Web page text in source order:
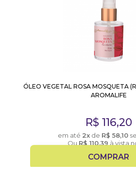
ÓLEO VEGETAL ROSA MOSQUETA
AROMALIFE
R$ 116,20
em até 2x de R$ 58,10
Ou R$ 110,39 à vista
COMPRAR